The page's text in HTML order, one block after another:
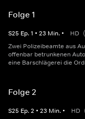
Folge 1
S25 Ep.1 • 23 Min. • HD
Zwei Polizeibeamte aus
offenbar betrunkenen
eine Barschlägerei die
Folge 2
S25 Ep.2 • 23 Min. • HD